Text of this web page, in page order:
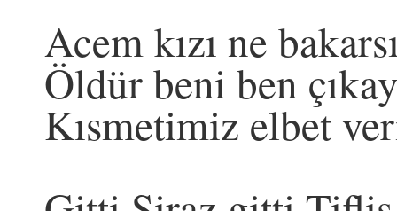
Acem kızı ne
Öldür beni ben
Kısmetimiz elbet